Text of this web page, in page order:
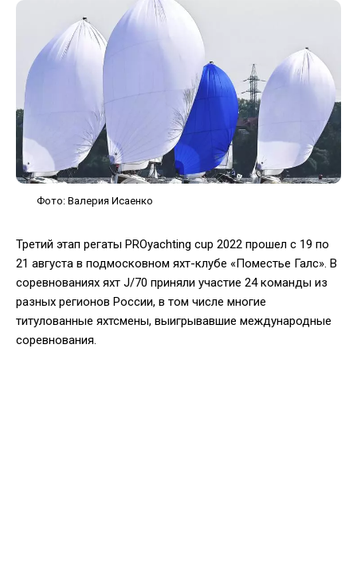
Фото: Валерия Исаенко
Третий этап регаты PROyachting cup 2022 прошел с 19 по
21 августа в подмосковном яхт-клубе «Поместье Галс». В
соревнованиях яхт J/70 приняли участие 24 команды из
разных регионов России, в том числе многие
титулованные яхтсмены, выигрывавшие международные
соревнования.